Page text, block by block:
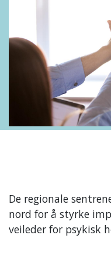
De regionale
nord for å styrke
veileder for psykisk